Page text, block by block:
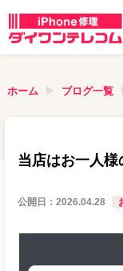
ホーム ブログ一覧
当店はお一人
公開日：2026.04.28